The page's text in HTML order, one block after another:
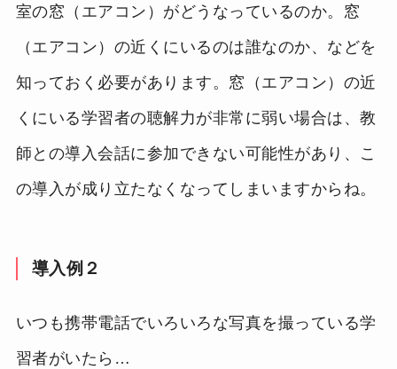
室の窓（エアコン）がどうなっているのか。窓
（エアコン）の近くにいるのは誰なのか、などを
知っておく必要があります。窓（エアコン）の近
くにいる学習者の聴解力が非常に弱い場合は、教
師との導入会話に参加できない可能性があり、こ
の導入が成り立たなくなってしまいますからね。
導入例２
いつも携帯電話でいろいろな写真を撮っている学
習者がいたら…